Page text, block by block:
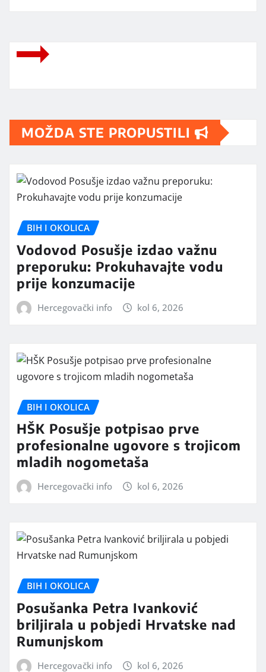
MOŽDA STE PROPUSTILI
BIH I OKOLICA
Vodovod Posušje izdao važnu
preporuku: Prokuhavajte vodu
prije konzumacije
Hercegovački info kol 6, 2026
BIH I OKOLICA
HŠK Posušje potpisao prve
profesionalne ugovore s trojicom
mladih nogometaša
Hercegovački info kol 6, 2026
BIH I OKOLICA
Posušanka Petra Ivanković
briljirala u pobjedi Hrvatske nad
Rumunjskom
Hercegovački info kol 6, 2026